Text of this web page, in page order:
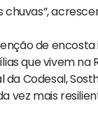
de
que vivem na
Codesal,
mais